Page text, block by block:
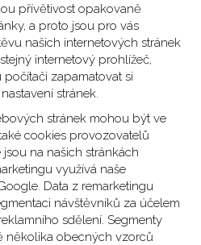
přívětivost opakovaně
a proto jsou pro vás
našich internetových stránek
internetový prohlížeč,
zapamatovat si
stránek.
stránek mohou být ve
cookies provozovatelů
na našich stránkách
využívá naše
Data z remarketingu
návštěvníků za účelem
sdělení. Segmenty
několika obecných vzorců